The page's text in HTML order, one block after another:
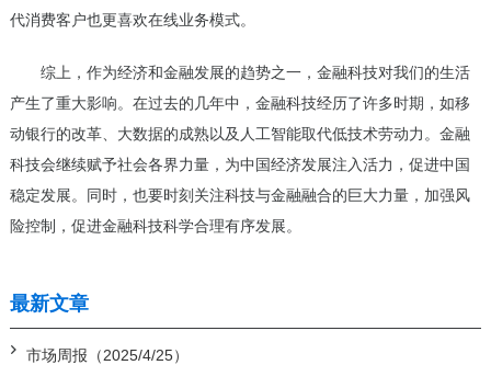
代消费客户也更喜欢在线业务模式。
综上，作为经济和金融发展的趋势之一，金融科技对我们的生活
产生了重大影响。在过去的几年中，金融科技经历了许多时期，如移
动银行的改革、大数据的成熟以及人工智能取代低技术劳动力。金融
科技会继续赋予社会各界力量，为中国经济发展注入活力，促进中国
稳定发展。同时，也要时刻关注科技与金融融合的巨大力量，加强风
险控制，促进金融科技科学合理有序发展。
最新文章
市场周报（2025/4/25）